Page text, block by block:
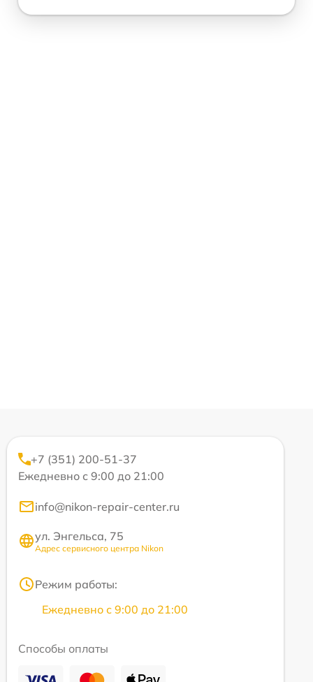
+7 (351) 200-51-37
Ежедневно с 9:00 до 21:00
info@nikon-repair-center.ru
ул. Энгельса, 75
Адрес сервисного центра Nikon
Режим работы:
Ежедневно с 9:00 до 21:00
Способы оплаты